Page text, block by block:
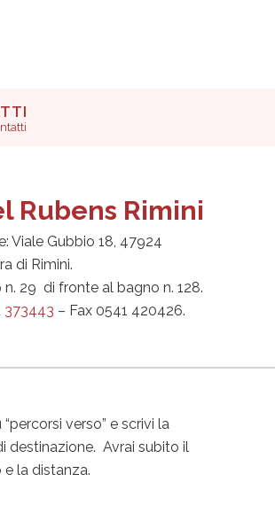
Rubens Rimini
Viale Gubbio 18, 47924
di Rimini.
n. 29 di fronte al bagno n. 128.
373443 – Fax 0541 420426.
“percorsi verso” e scrivi la
destinazione. Avrai subito il
la distanza.